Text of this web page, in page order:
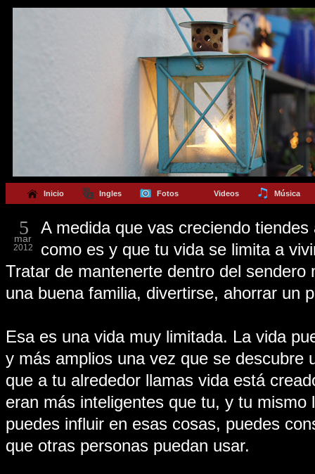
Inicio Ingles Fotos Videos Música
5
mar
2012
A medida que vas creciendo
como es y que tu vida se limita a
Tratar de mantenerte dentro del sendero
una buena familia, divertirse, ahorrar un
Esa es una vida muy limitada. La vida
y más amplios una vez que se descubre
que a tu alrededor llamas vida está
eran más inteligentes que tu, y tu mismo
puedes influir en esas cosas, puedes
que otras personas puedan usar.